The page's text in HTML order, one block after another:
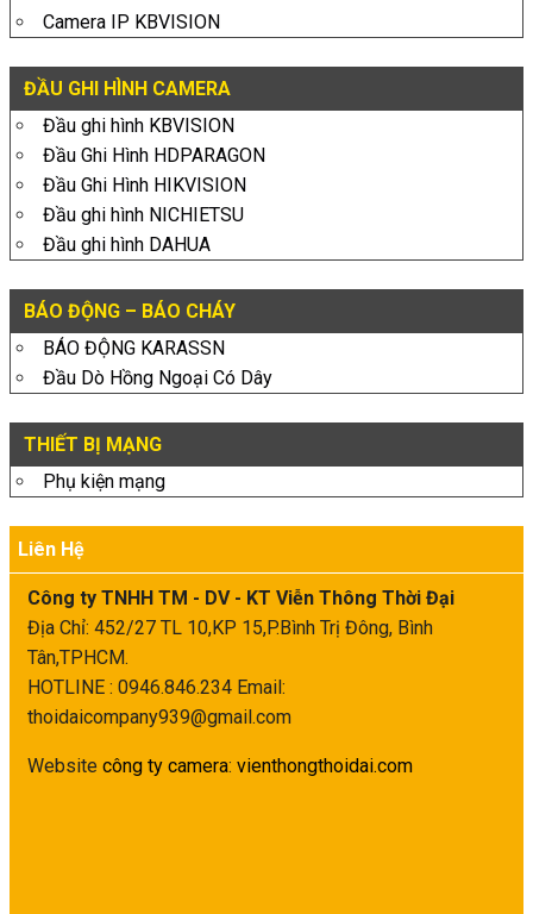
Camera IP KBVISION
ĐẦU GHI HÌNH CAMERA
Đầu ghi hình KBVISION
Đầu Ghi Hình HDPARAGON
Đầu Ghi Hình HIKVISION
Đầu ghi hình NICHIETSU
Đầu ghi hình DAHUA
BÁO ĐỘNG – BÁO CHÁY
BÁO ĐỘNG KARASSN
Đầu Dò Hồng Ngoại Có Dây
THIẾT BỊ MẠNG
Phụ kiện mạng
Liên Hệ
Công ty TNHH TM - DV - KT Viễn Thông Thời Đại
Địa Chỉ: 452/27 TL 10,KP 15,P.Bình Trị Đông, Bình
Tân,TPHCM.
HOTLINE : 0946.846.234 Email:
thoidaicompany939@gmail.com
Website công ty camera: vienthongthoidai.com